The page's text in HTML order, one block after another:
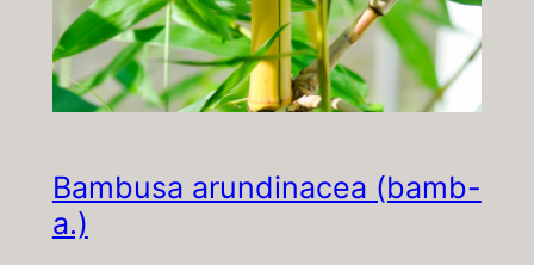
Bambusa arundinacea (bamb-
a.)